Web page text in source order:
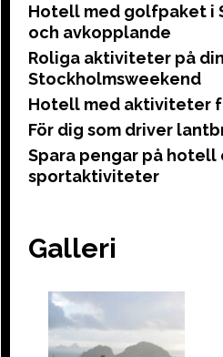
Hotell med golfpaket i
och avkopplande
Roliga aktiviteter på din
Stockholmsweekend
Hotell med aktiviteter
För dig som driver
Spara pengar på hotell
sportaktiviteter
Galleri